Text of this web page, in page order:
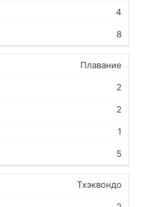
4
8
Плавание
2
2
1
5
Тхэквондо